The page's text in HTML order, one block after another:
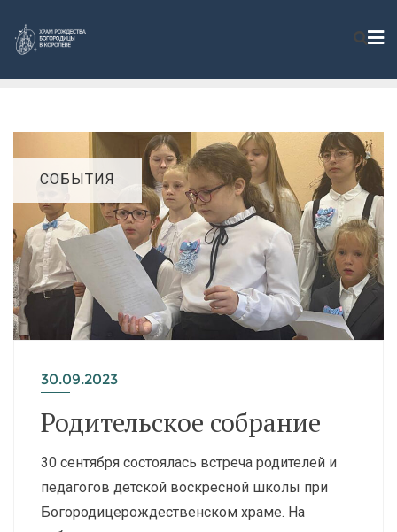
СОБЫТИЯ
30.09.2023
Родительское собрание
30 сентября состоялась встреча родителей и
педагогов детской воскресной школы при
Богородицерождественском храме. На